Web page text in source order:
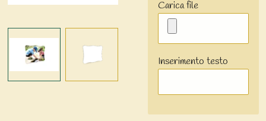
Carica file
Inserimento testo